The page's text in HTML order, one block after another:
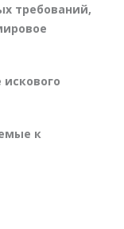
требований,
к